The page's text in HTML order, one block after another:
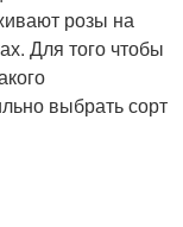
розы на
Для того чтобы
выбрать сорт